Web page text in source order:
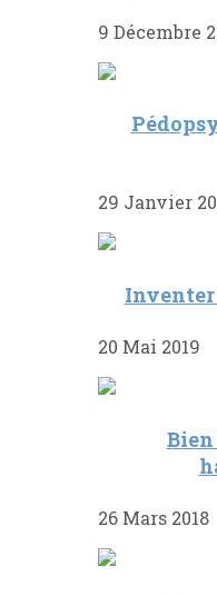
9 Décembre
29 Janvier
Inventer
20 Mai 2019
26 Mars 2018